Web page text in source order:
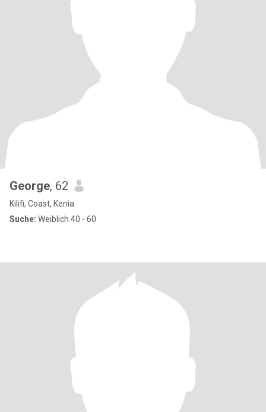
George, 62
Kilifi, Coast, Kenia
Suche: Weiblich 40 - 60